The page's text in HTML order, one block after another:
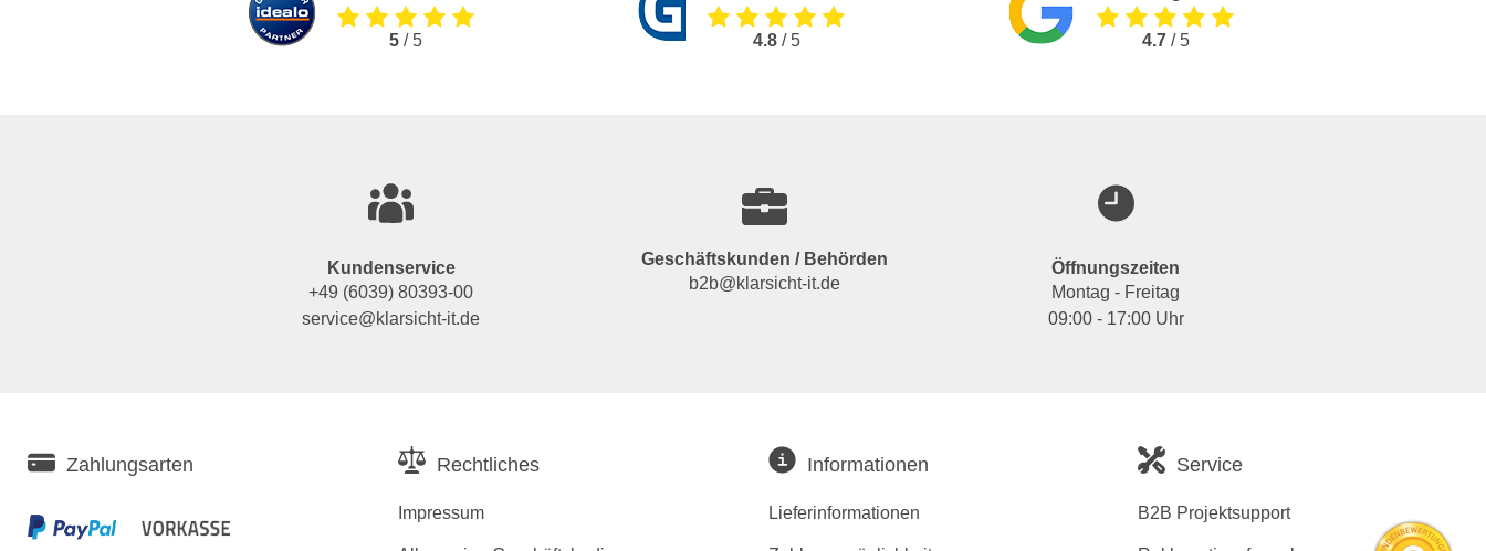
5/ 5 4.8/ 5 4.7/ 5
Kundenservice
+49 (6039) 80393-00
service@klarsicht-it.de
Geschäftskunden / Behörden
b2b@klarsicht-it.de
Öffnungszeiten
Montag - Freitag
09:00 - 17:00 Uhr
Zahlungsarten Rechtliches
Impressum
Informationen
Lieferinformationen
Service
B2B Projektsupport